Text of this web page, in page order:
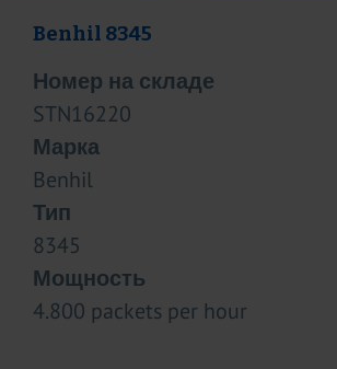
Benhil 8345
Номер на складе
STN16220
Марка
Benhil
Тип
8345
Мощность
4.800 packets per hour